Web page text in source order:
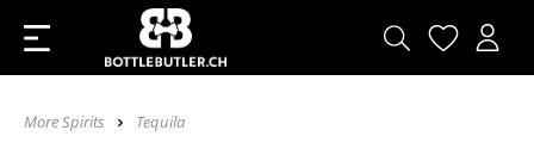
More Spirits Tequila